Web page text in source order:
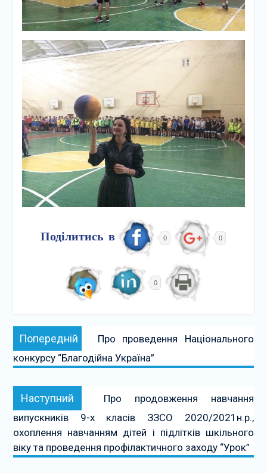
Поділитись в 0 0
0
Навігація
записів
Попередній Попередній:
Про проведення Національного
конкурсу “Благодійна Україна”
Наступний Наступний:
Про продовження навчання
випускників 9-х класів ЗЗСО 2020/2021н.р.,
охоплення навчанням дітей і підлітків шкільного
віку та проведення профілактичного заходу “Урок”